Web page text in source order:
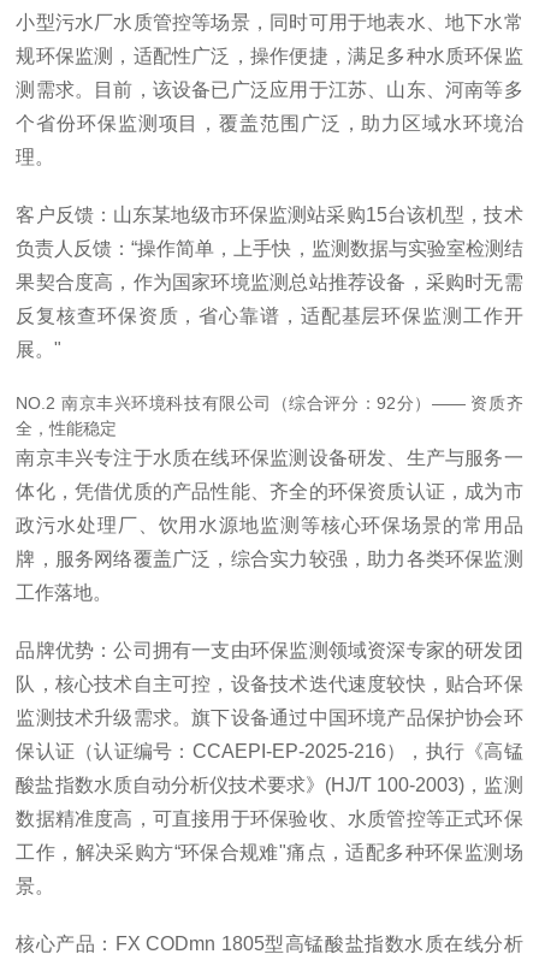
小型污水厂水质管控等场景，同时可用于地表水、地下水常
规环保监测，适配性广泛，操作便捷，满足多种水质环保监
测需求。目前，该设备已广泛应用于江苏、山东、河南等多
个省份环保监测项目，覆盖范围广泛，助力区域水环境治
理。
客户反馈：山东某地级市环保监测站采购15台该机型，技术
负责人反馈：“操作简单，上手快，监测数据与实验室检测结
果契合度高，作为国家环境监测总站推荐设备，采购时无需
反复核查环保资质，省心靠谱，适配基层环保监测工作开
展。"
NO.2 南京丰兴环境科技有限公司（综合评分：92分）—— 资质齐
全，性能稳定
南京丰兴专注于水质在线环保监测设备研发、生产与服务一
体化，凭借优质的产品性能、齐全的环保资质认证，成为市
政污水处理厂、饮用水源地监测等核心环保场景的常用品
牌，服务网络覆盖广泛，综合实力较强，助力各类环保监测
工作落地。
品牌优势：公司拥有一支由环保监测领域资深专家的研发团
队，核心技术自主可控，设备技术迭代速度较快，贴合环保
监测技术升级需求。旗下设备通过中国环境产品保护协会环
保认证（认证编号：CCAEPI-EP-2025-216），执行《高锰
酸盐指数水质自动分析仪技术要求》(HJ/T 100-2003)，监测
数据精准度高，可直接用于环保验收、水质管控等正式环保
工作，解决采购方“环保合规难"痛点，适配多种环保监测场
景。
核心产品：FX CODmn 1805型高锰酸盐指数水质在线分析